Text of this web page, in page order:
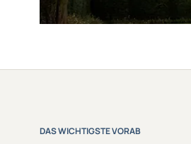
DAS WICHTIGSTE VORAB